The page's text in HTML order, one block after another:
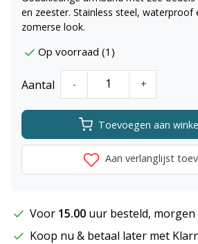
en zeester. Stainless steel, waterproof
zomerse look.
Op voorraad (1)
Aantal - +
Toevoegen aan
Aan verlanglijst
Voor 15.00 uur besteld, morgen
Koop nu & betaal later met